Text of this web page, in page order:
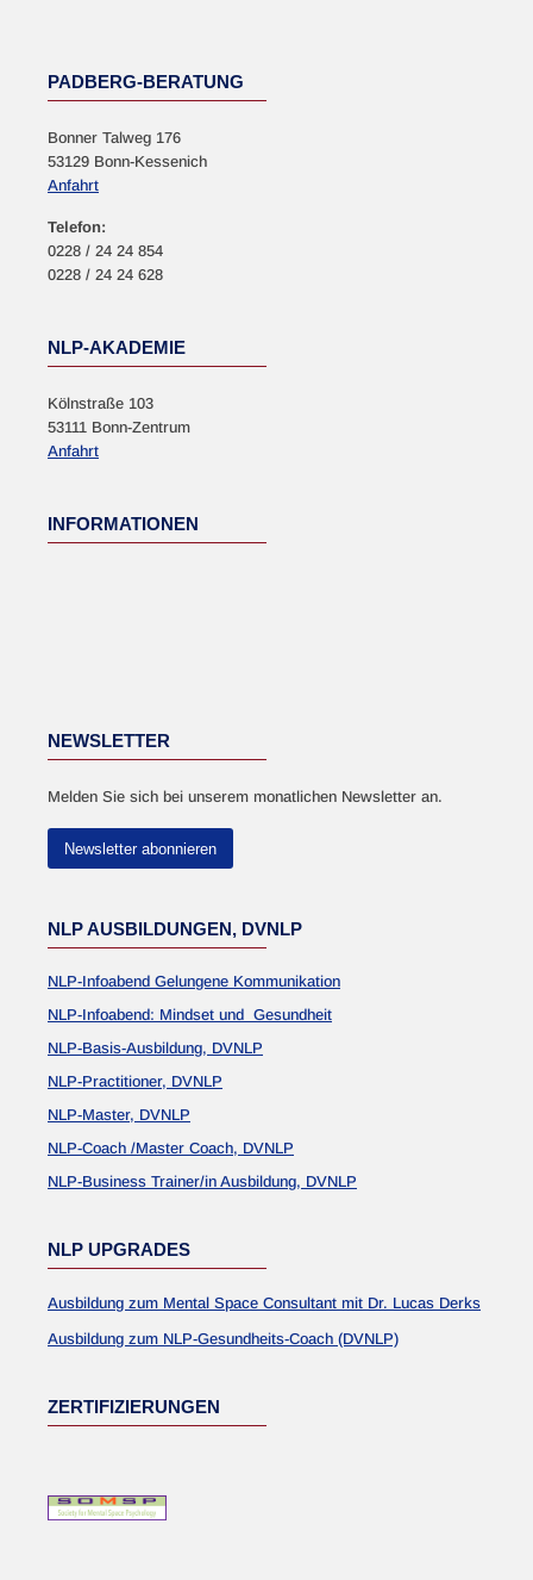
PADBERG-BERATUNG
Bonner Talweg 176
53129 Bonn-Kessenich
Anfahrt
Telefon:
0228 / 24 24 854
0228 / 24 24 628
NLP-AKADEMIE
Kölnstraße 103
53111 Bonn-Zentrum
Anfahrt
INFORMATIONEN
NEWSLETTER
Melden Sie sich bei unserem monatlichen Newsletter an.
Newsletter abonnieren
NLP AUSBILDUNGEN, DVNLP
NLP-Infoabend Gelungene Kommunikation
NLP-Infoabend: Mindset und Gesundheit
NLP-Basis-Ausbildung, DVNLP
NLP-Practitioner, DVNLP
NLP-Master, DVNLP
NLP-Coach /Master Coach, DVNLP
NLP-Business Trainer/in Ausbildung, DVNLP
NLP UPGRADES
Ausbildung zum Mental Space Consultant mit Dr. Lucas Derks
Ausbildung zum NLP-Gesundheits-Coach (DVNLP)
ZERTIFIZIERUNGEN